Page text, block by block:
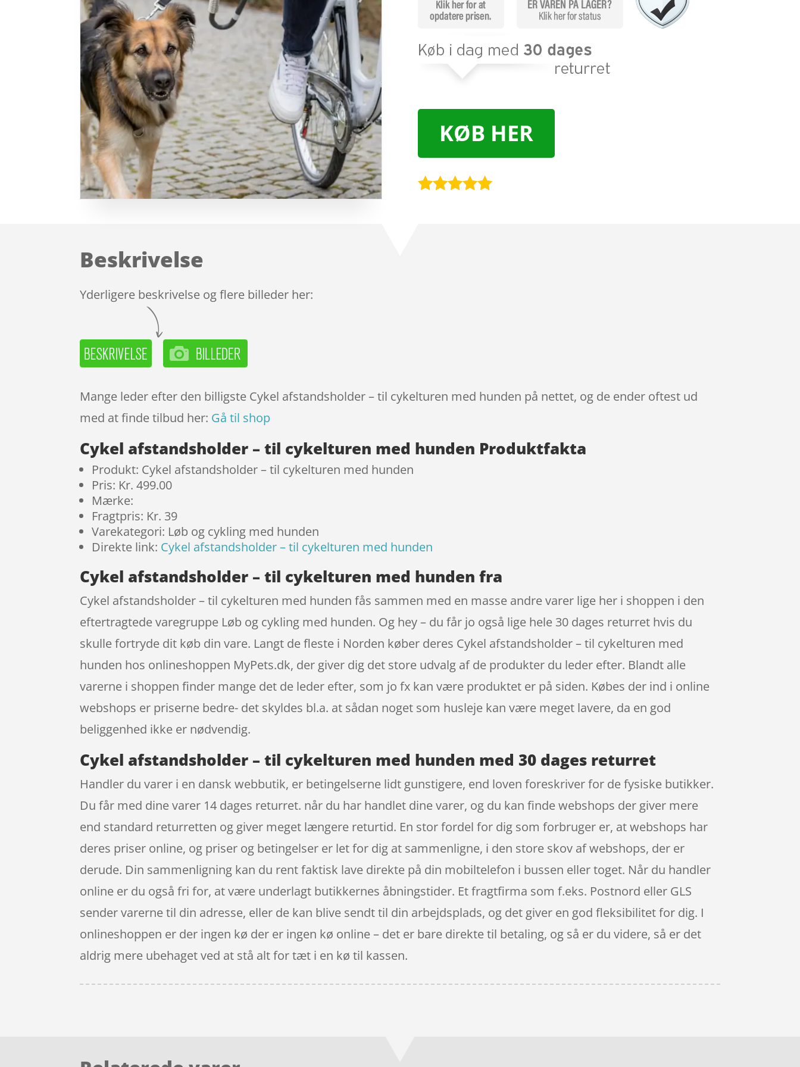
KØB HER
Beskrivelse
Yderligere beskrivelse og flere billeder her:
Mange leder efter den billigste Cykel afstandsholder – til cykelturen med hunden på nettet, og de ender oftest ud
med at finde tilbud her: Gå til shop
Cykel afstandsholder – til cykelturen med hunden Produktfakta
Produkt: Cykel afstandsholder – til cykelturen med hunden
Pris: Kr. 499.00
Mærke:
Fragtpris: Kr. 39
Varekategori: Løb og cykling med hunden
Direkte link: Cykel afstandsholder – til cykelturen med hunden
Cykel afstandsholder – til cykelturen med hunden fra
Cykel afstandsholder – til cykelturen med hunden fås sammen med en masse andre varer lige her i shoppen i den
eftertragtede varegruppe Løb og cykling med hunden. Og hey – du får jo også lige hele 30 dages returret hvis du
skulle fortryde dit køb din vare. Langt de fleste i Norden køber deres Cykel afstandsholder – til cykelturen med
hunden hos onlineshoppen MyPets.dk, der giver dig det store udvalg af de produkter du leder efter. Blandt alle
varerne i shoppen finder mange det de leder efter, som jo fx kan være produktet er på siden. Købes der ind i online
webshops er priserne bedre- det skyldes bl.a. at sådan noget som husleje kan være meget lavere, da en god
beliggenhed ikke er nødvendig.
Cykel afstandsholder – til cykelturen med hunden med 30 dages returret
Handler du varer i en dansk webbutik, er betingelserne lidt gunstigere, end loven foreskriver for de fysiske butikker.
Du får med dine varer 14 dages returret. når du har handlet dine varer, og du kan finde webshops der giver mere
end standard returretten og giver meget længere returtid. En stor fordel for dig som forbruger er, at webshops har
deres priser online, og priser og betingelser er let for dig at sammenligne, i den store skov af webshops, der er
derude. Din sammenligning kan du rent faktisk lave direkte på din mobiltelefon i bussen eller toget. Når du handler
online er du også fri for, at være underlagt butikkernes åbningstider. Et fragtfirma som f.eks. Postnord eller GLS
sender varerne til din adresse, eller de kan blive sendt til din arbejdsplads, og det giver en god fleksibilitet for dig. I
onlineshoppen er der ingen kø der er ingen kø online – det er bare direkte til betaling, og så er du videre, så er det
aldrig mere ubehaget ved at stå alt for tæt i en kø til kassen.